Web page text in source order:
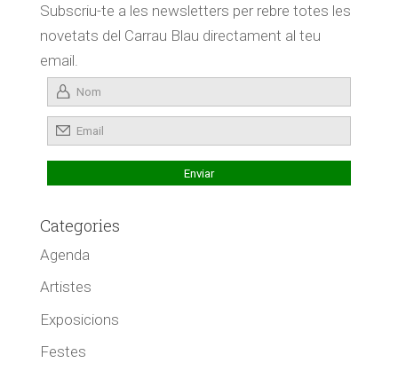
Subscriu-te a les newsletters per rebre totes les
novetats del Carrau Blau directament al teu
email.
Categories
Agenda
Artistes
Exposicions
Festes